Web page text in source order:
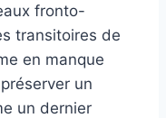
fronto-
transitoires de
en manque
un
un dernier